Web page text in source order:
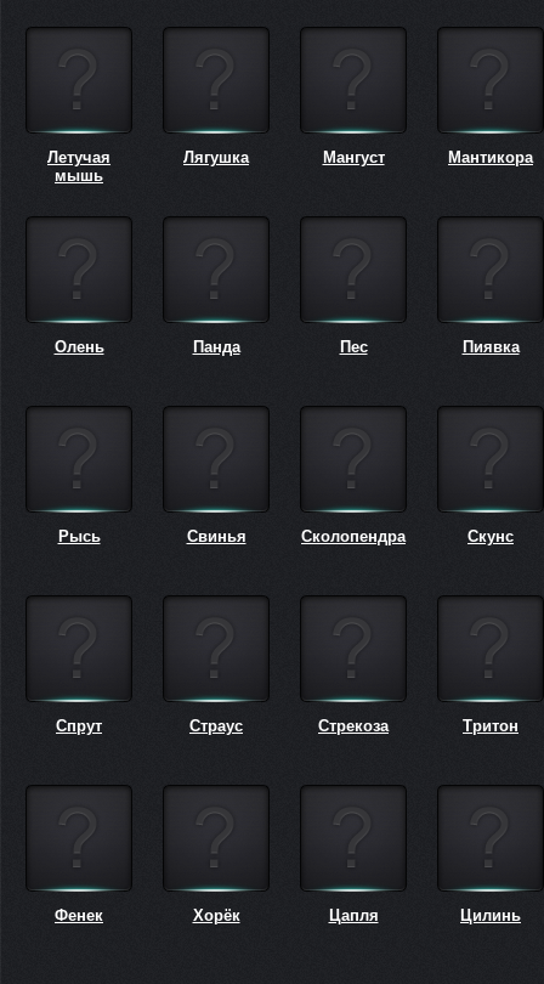
Летучая
мышь
Лягушка Мангуст Мантикора
Олень Панда Пес Пиявка
Рысь Свинья Сколопендра Скунс
Спрут Страус Стрекоза Тритон
Фенек Хорёк Цапля Цилинь